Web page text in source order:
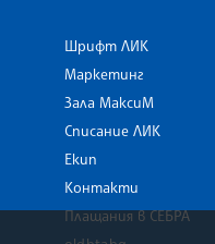
Шрифт ЛИК
Маркетинг
Зала МаксиМ
Списание ЛИК
Екип
Контакти
Плащания в СЕБРА